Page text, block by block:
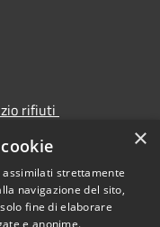
rifiuti
×
assimilati strettamente
navigazione del sito,
fine di elaborare
e anonime.